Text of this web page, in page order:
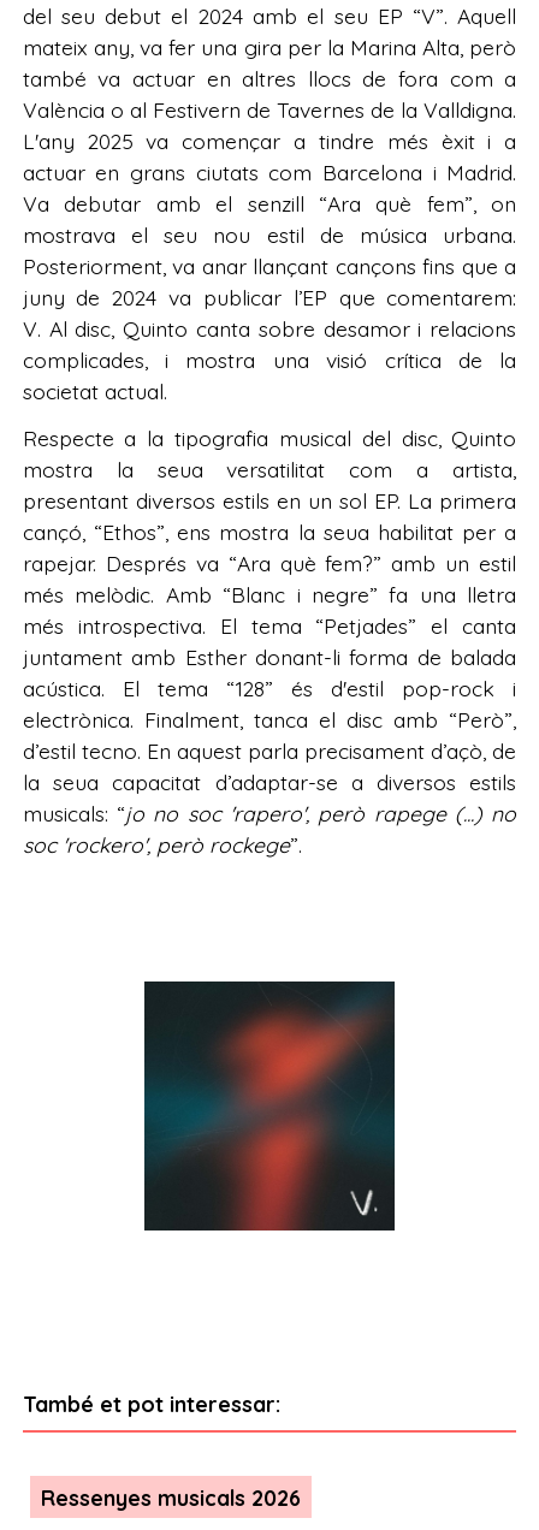
del seu debut el 2024 amb el seu EP “V”. Aquell
mateix any, va fer una gira per la Marina Alta, però
també va actuar en altres llocs de fora com a
València o al Festivern de Tavernes de la Valldigna.
L'any 2025 va començar a tindre més èxit i a
actuar en grans ciutats com Barcelona i Madrid.
Va debutar amb el senzill “Ara què fem”, on
mostrava el seu nou estil de música urbana.
Posteriorment, va anar llançant cançons fins que a
juny de 2024 va publicar l’EP que comentarem:
V. Al disc, Quinto canta sobre desamor i relacions
complicades, i mostra una visió crítica de la
societat actual.
Respecte a la tipografia musical del disc, Quinto
mostra la seua versatilitat com a artista,
presentant diversos estils en un sol EP. La primera
cançó, “Ethos”, ens mostra la seua habilitat per a
rapejar. Després va “Ara què fem?” amb un estil
més melòdic. Amb “Blanc i negre” fa una lletra
més introspectiva. El tema “Petjades” el canta
juntament amb Esther donant-li forma de balada
acústica. El tema “128” és d'estil pop-rock i
electrònica. Finalment, tanca el disc amb “Però”,
d’estil tecno. En aquest parla precisament d’açò, de
la seua capacitat d’adaptar-se a diversos estils
musicals: “jo no soc 'rapero', però rapege (...) no
soc 'rockero', però rockege”.
També et pot interessar:
Ressenyes musicals 2026